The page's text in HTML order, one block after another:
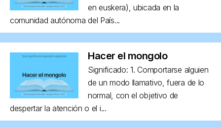
en euskera), ubicada en la
comunidad autónoma del País...
Hacer el mongolo
Significado: 1. Comportarse alguien
de un modo llamativo, fuera de lo
normal, con el objetivo de
despertar la atención o el i...